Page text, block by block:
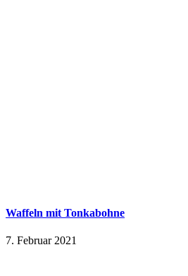
Waffeln mit Tonkabohne
7. Februar 2021